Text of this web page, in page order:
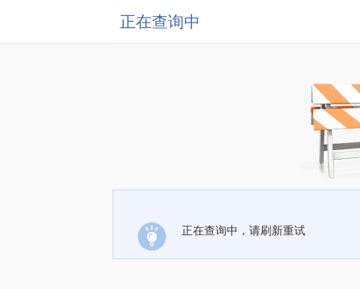
正在查询中
正在查询中，请刷新重试